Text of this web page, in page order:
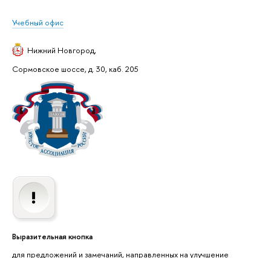
Учебный офис
Нижний Новгород,
Сормовское шоссе, д. 30, каб. 205
Выразительная кнопка
для предложений и замечаний, направленных на улучшение